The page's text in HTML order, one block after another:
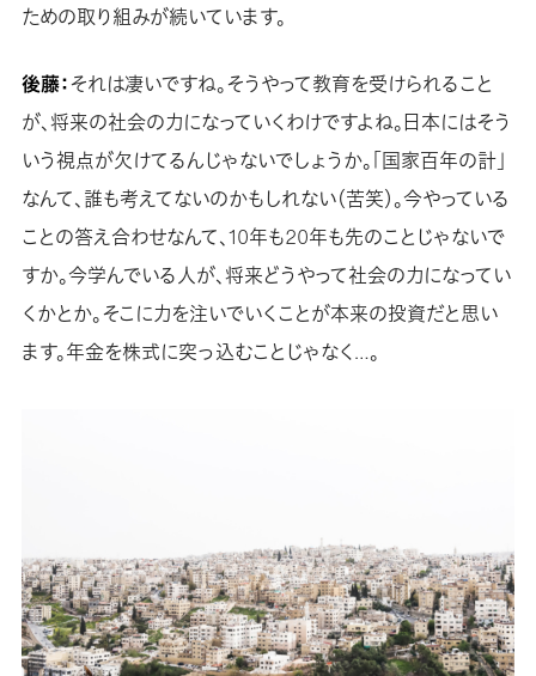
ための取り組みが続いています。
後藤：それは凄いですね。そうやって教育を受けられること
が、将来の社会の力になっていくわけですよね。日本にはそう
いう視点が欠けてるんじゃないでしょうか。「国家百年の計」
なんて、誰も考えてないのかもしれない（苦笑）。今やっている
ことの答え合わせなんて、10年も20年も先のことじゃないで
すか。今学んでいる人が、将来どうやって社会の力になってい
くかとか。そこに力を注いでいくことが本来の投資だと思い
ます。年金を株式に突っ込むことじゃなく…。